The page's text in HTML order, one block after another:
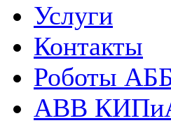
Услуги
Контакты
Роботы
ABB